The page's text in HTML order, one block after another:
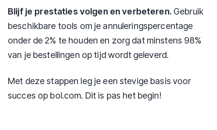
Blijf je prestaties volgen en verbeteren.Gebruik
beschikbare tools om je annuleringspercentage
onder de 2% te houden en zorg dat minstens 98%
van je bestellingen op tijd wordt geleverd.
Met deze stappen leg je een stevige basis voor
succes op bol.com. Dit is pas het begin!